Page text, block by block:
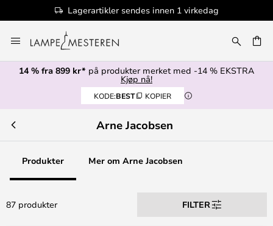
innen 1 virkedag
til
innhold
14 % fra 899 kr* på produkter merket med -14 % EKSTRA
Kjøp nå!
KODE:BEST KOPIER
Arne Jacobsen
Produkter Mer om Arne Jacobsen
87 produkter FILTER